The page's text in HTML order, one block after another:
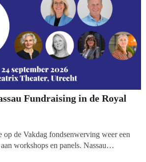
Fundraising in de Royal
op de Vakdag fondsenwerving weer een
workshops en panels. Nassau